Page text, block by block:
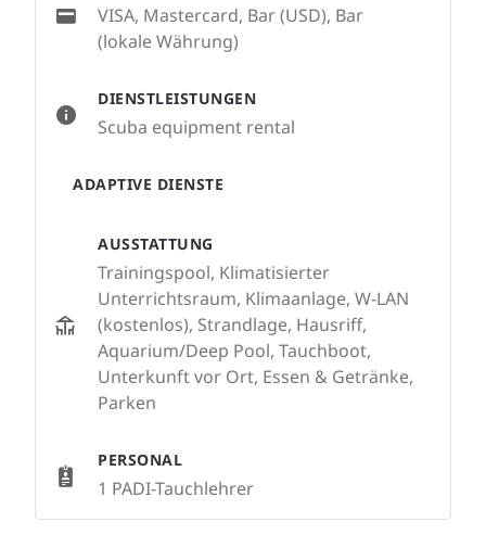
DIENSTLEISTUNGEN
Scuba equipment rental
ADAPTIVE DIENSTE
AUSSTATTUNG
Trainingspool, Klimatisierter
Unterrichtsraum, Klimaanlage, W-LAN
(kostenlos), Strandlage, Hausriff,
Aquarium/Deep Pool, Tauchboot,
Unterkunft vor Ort, Essen & Getränke,
Parken
PERSONAL
1 PADI-Tauchlehrer
VISA, Mastercard, Bar (USD), Bar
(lokale Währung)